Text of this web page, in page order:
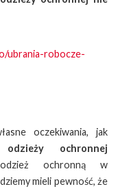
ubrania-robocze-
oczekiwania, jak
ochronnej
ochronną w
mieli pewność, że